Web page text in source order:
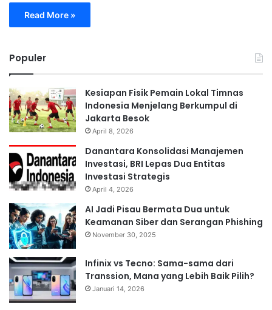
Read More »
Populer
Kesiapan Fisik Pemain Lokal Timnas
Indonesia Menjelang Berkumpul di
Jakarta Besok
April 8, 2026
Danantara Konsolidasi Manajemen
Investasi, BRI Lepas Dua Entitas
Investasi Strategis
April 4, 2026
⁠AI Jadi Pisau Bermata Dua untuk
Keamanan Siber dan Serangan Phishing
November 30, 2025
Infinix vs Tecno: Sama-sama dari
Transsion, Mana yang Lebih Baik Pilih?
Januari 14, 2026